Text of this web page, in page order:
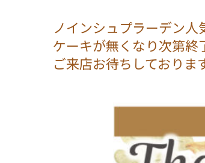
ノインシュプラーデン人
ケーキが無くなり次第終
ご来店お待ちしておりま